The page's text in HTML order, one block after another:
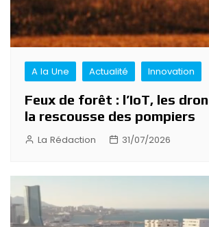
A la Une Actualité Innovation
Feux de forêt : l’IoT, les
la rescousse des pompiers
La Rédaction 31/07/2026